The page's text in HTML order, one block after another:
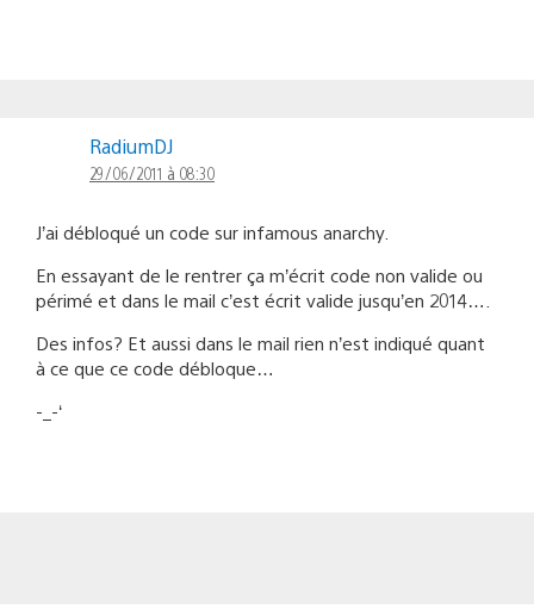
RadiumDJ
29/06/2011 à 08:30
J’ai débloqué un code sur infamous anarchy.
En essayant de le rentrer ça m’écrit code non valide ou
périmé et dans le mail c’est écrit valide jusqu’en 2014….
Des infos? Et aussi dans le mail rien n’est indiqué quant
à ce que ce code débloque…
-_-‘